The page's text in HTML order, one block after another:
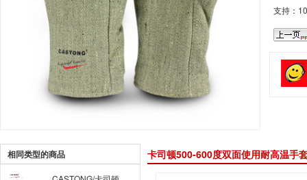
支持：
相同类型的商品 卡司顿500-600度双面使用耐高温手